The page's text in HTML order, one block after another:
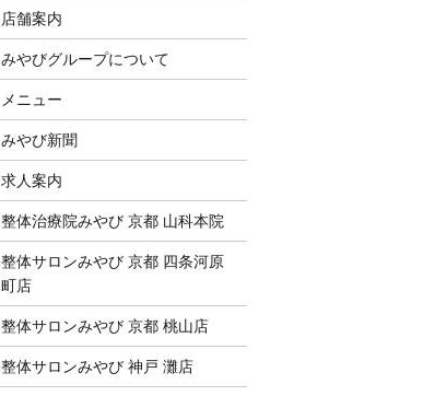
店舗案内
みやびグループについて
メニュー
みやび新聞
求人案内
整体治療院みやび 京都 山科本院
整体サロンみやび 京都 四条河原
町店
整体サロンみやび 京都 桃山店
整体サロンみやび 神戸 灘店